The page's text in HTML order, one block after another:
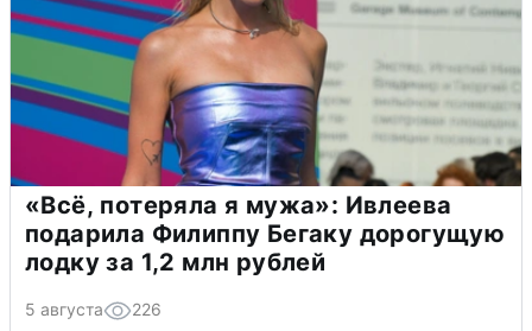
«Всё, потеряла я мужа»: Ивлеева
подарила Филиппу Бегаку дорогущую
лодку за 1,2 млн рублей
5 августа 226